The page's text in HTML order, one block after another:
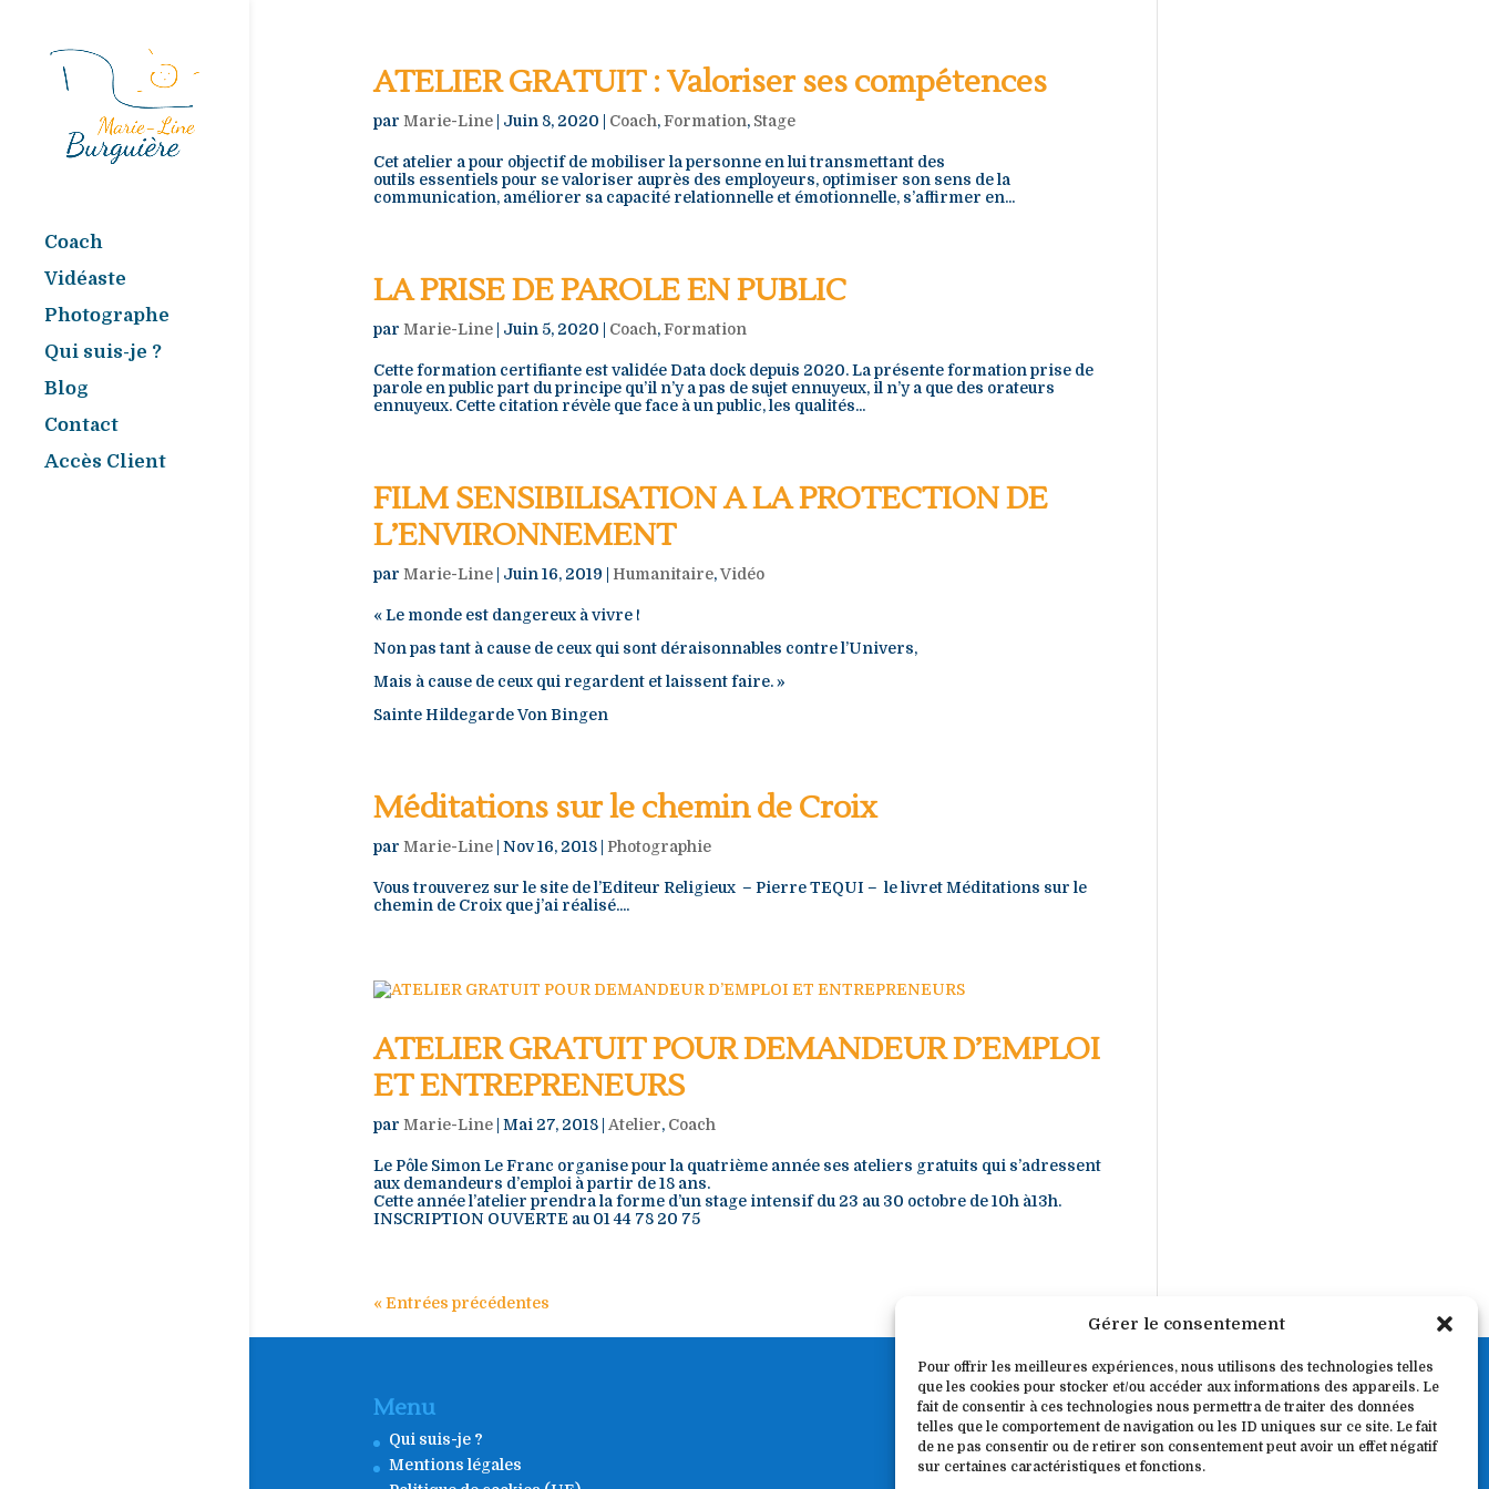
Gérer le consentement
Pour offrir les meilleures expériences, nous utilisons des technologies telles
que les cookies pour stocker et/ou accéder aux informations des appareils. Le
fait de consentir à ces technologies nous permettra de traiter des données
telles que le comportement de navigation ou les ID uniques sur ce site. Le fait
de ne pas consentir ou de retirer son consentement peut avoir un effet négatif
sur certaines caractéristiques et fonctions.
Coach
Vidéaste
Photographe
Qui suis-je ?
Blog
Contact
Accès Client
ATELIER GRATUIT : Valoriser ses compétences
par Marie-Line| Juin 8, 2020 Coach,Formation, Stage
Cet atelier a pour objectif de mobiliser la personne en lui transmettant des
outils essentiels pour se valoriser auprès des employeurs, optimiser son sens de la
communication, améliorer sa capacité relationnelle et émotionnelle, s’affirmer en...
LA PRISE DE PAROLE EN PUBLIC
par Marie-Line| Juin 5, 2020 Coach,Formation
Cette formation certifiante est validée Data dock depuis 2020. La présente formation prise de
parole en public part du principe qu’il n’y a pas de sujet ennuyeux, il n’y a que des orateurs
ennuyeux. Cette citation révèle que face à un public, les qualités...
FILM SENSIBILISATION A LA PROTECTION DE
L’ENVIRONNEMENT
par Marie-Line| Juin 16, 2019 Humanitaire,Vidéo
« Le monde est dangereux à vivre !
Non pas tant à cause de ceux qui sont déraisonnables contre l’Univers,
Mais à cause de ceux qui regardent et laissent faire. »
Sainte Hildegarde Von Bingen
Méditations sur le chemin de Croix
par Marie-Line| Nov 16, 2018| Photographie
Vous trouverez sur le site de l’Editeur Religieux – Pierre TEQUI – le livret Méditations sur le
chemin de Croix que j’ai réalisé....
ATELIER GRATUIT POUR DEMANDEUR D’EMPLOI
ET ENTREPRENEURS
par Marie-Line| Mai 27, 2018| Atelier, Coach
Le Pôle Simon Le Franc organise pour la quatrième année ses ateliers gratuits qui s’adressent
aux demandeurs d’emploi à partir de 18 ans.
Cette année l’atelier prendra la forme d’un stage intensif du 23 au 30 octobre de 10h à13h.
INSCRIPTION OUVERTE au 01 44 78 20 75
« Entrées précédentes
Menu
Qui suis-je ?
Mentions légales
Informations
Marie-Line Burguière Numéro de certification 3910-429